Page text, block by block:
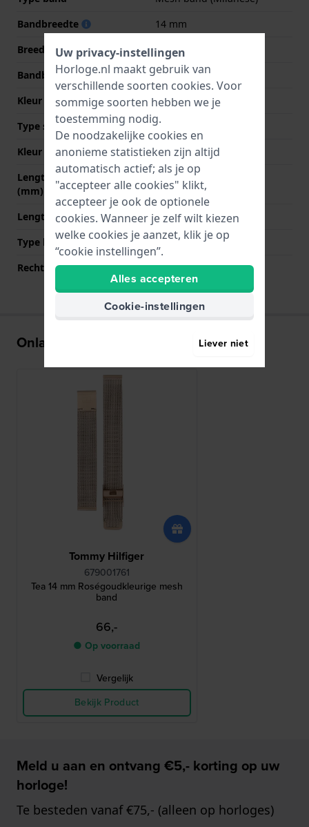
Bandbreedte
14 mm
Breedte bandaanzet
14 mm
Bandbreedte bij sluiting
14 mm
Kleur Band
Roségoud
Type sluiting
Milanese sluiting
Kleur sluiting
Roségoud
Lengte band op 12 uur
(mm)
70 mm
Lengte band op 6 uur (mm) 110 mm
Type bevestiging
Bandpennen
Rechte bandaanzet
Ja
Onlangs bekeken
Tommy Hilfiger
679001761
Tea 14 mm Roségoudkleurige mesh
band
66,-
● Op voorraad
Vergelijk
Bekijk Product
Meld u aan en ontvang €5,- korting op uw
horloge!
Te besteden vanaf €75,- (alleen op horloges)
Uw privacy-instellingen
Horloge.nl maakt gebruik van
verschillende soorten cookies. Voor
sommige soorten hebben we je
toestemming nodig.
De noodzakelijke cookies en
anonieme statistieken zijn altijd
automatisch actief; als je op
"accepteer alle cookies" klikt,
accepteer je ook de optionele
cookies. Wanneer je zelf wilt kiezen
welke cookies je aanzet, klik je op
“cookie instellingen”.
Alles accepteren
Cookie-instellingen
Liever niet